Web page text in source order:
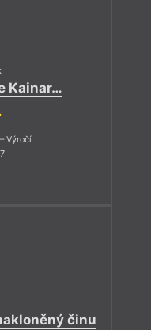
Kainar…
– Výročí
činu